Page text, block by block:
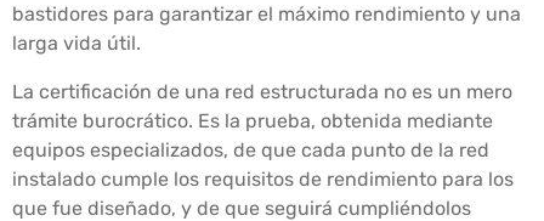
bastidores para garantizar el máximo rendimiento y una
larga vida útil.
La certificación de una red estructurada no es un mero
trámite burocrático. Es la prueba, obtenida mediante
equipos especializados, de que cada punto de la red
instalado cumple los requisitos de rendimiento para los
que fue diseñado, y de que seguirá cumpliéndolos